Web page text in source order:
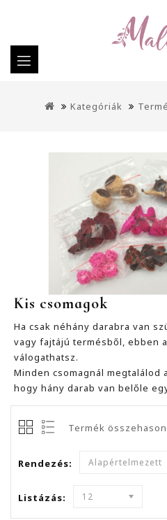
Kategóriák
Kis csomagok
Ha csak néhány darabra van
vagy fajtájú termésből, ebben
válogathatsz.
Minden csomagnál megtalálod
hogy hány darab van belőle
Termék
Rendezés: Alapértelmezett
Listázás: 12